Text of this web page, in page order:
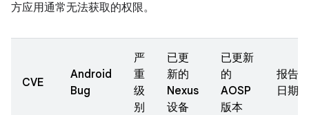
方应用通常无法获取的权限。
CVE
Android
Bug
严
重
级
别
已更
新的
Nexus
设备
已更新
的
AOSP
版本
报告
日期